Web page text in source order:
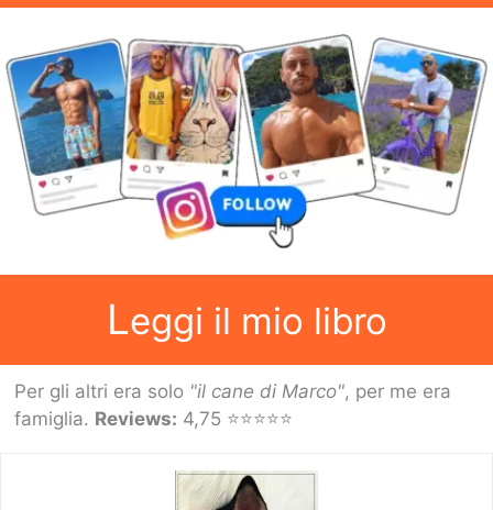
Fare
e
Come
arrivare
Leggi il mio libro
Per gli altri era solo "il cane di Marco", per me era
famiglia. Reviews: 4,75 ⭐⭐⭐⭐⭐